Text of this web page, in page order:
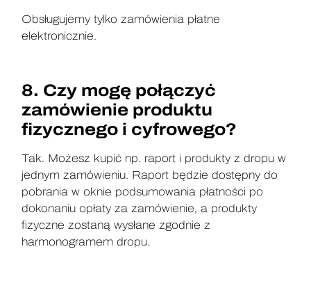
Obsługujemy tylko zamówienia płatne
elektronicznie.
8. Czy mogę połączyć
zamówienie produktu
fizycznego i cyfrowego?
Tak. Możesz kupić np. raport i produkty z dropu w
jednym zamówieniu. Raport będzie dostępny do
pobrania w oknie podsumowania płatności po
dokonaniu opłaty za zamówienie, a produkty
fizyczne zostaną wysłane zgodnie z
harmonogramem dropu.